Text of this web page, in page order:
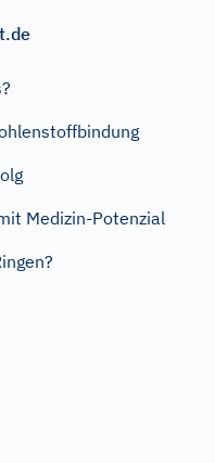
Medizin-Potenzial